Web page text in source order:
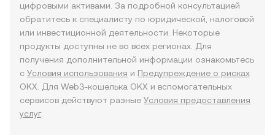
цифровыми активами. За подробной консультацией
обратитесь к специалисту по юридической, налоговой
или инвестиционной деятельности. Некоторые
продукты доступны не во всех регионах. Для
получения дополнительной информации ознакомьтесь
с Условия использования и Предупреждение о рисках
OKX. Для Web3-кошелька OKX и вспомогательных
сервисов действуют разные Условия предоставления
услуг.